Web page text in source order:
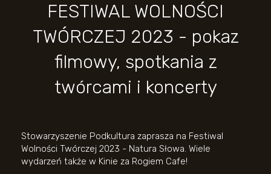
FESTIWAL WOLNOŚCI
TWÓRCZEJ 2023 - pokaz
filmowy, spotkania z
twórcami i koncerty
Stowarzyszenie Podkultura zaprasza na Festiwal
Wolności Twórczej 2023 - Natura Słowa. Wiele
wydarzeń także w Kinie za Rogiem Cafe!